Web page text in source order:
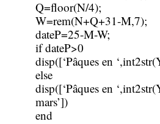
Q=floor(N/4);
W=rem(N+Q+31-M,7);
dateP=25-M-W;
if dateP>0
disp([‘Pâques en
else
disp([‘Pâques en
mars’])
end